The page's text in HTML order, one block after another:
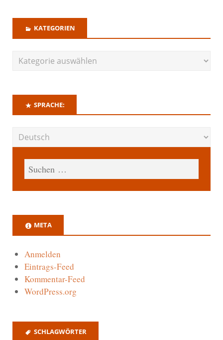
KATEGORIEN
SPRACHE:
META
Anmelden
Eintrags-Feed
Kommentar-Feed
WordPress.org
SCHLAGWÖRTER